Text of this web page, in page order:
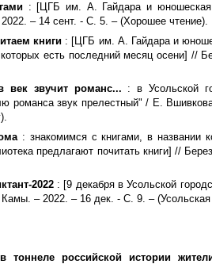
: [ЦГБ им. А. Гайдара и юношеская
– 14 сент. - С. 5. – (Хорошее чтение).
книги : [ЦГБ им. А. Гайдара и
которых есть последний месяц осени] //
звучит романс... : в Усольской
романса звук прелестный" / Е.
: знакомимся с книгами, в названии
предлагают почитать книги] //
2022: [9 декабря в Усольской
– 2022. – 16 дек. - С. 9. – (Усольская
российской истории